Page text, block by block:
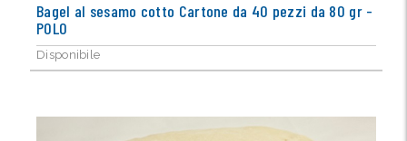
Bagel al sesamo cotto Cartone da 40 pezzi da 80 gr -
POLO
Disponibile